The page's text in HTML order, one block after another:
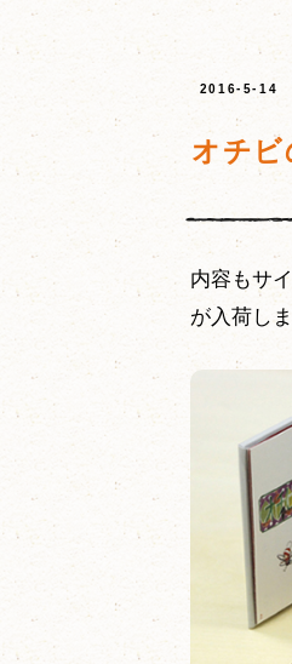
2016-5-14
オチビ
内容もサ
が入荷し